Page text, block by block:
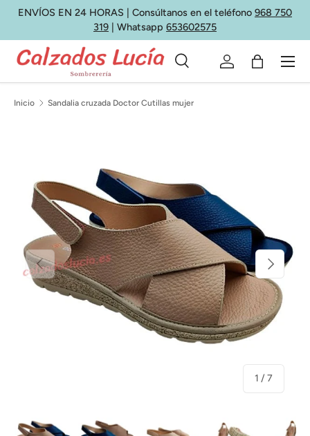
Ir al contenido
ENVÍOS EN 24 HORAS | Consúltanos en el teléfono 968 750
319 | Whatsapp 653602575
Buscar
Tipo de producto
Buscar Iniciar sesión
Bolsa
Menú
Inicio Sandalia cruzada Doctor Cutillas mujer
Anterior
1 /de
7
Siguiente
Cargar imagen 1 en la vista de galería
Cargar imagen 2 en la vista de galería
Cargar imagen 3 en la vista de
Cargar imagen 4 en